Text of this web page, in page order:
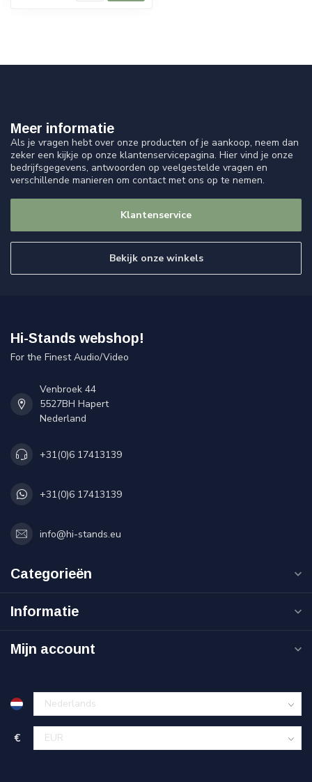
Meer informatie
Als je vragen hebt over onze producten of je aankoop, neem dan
zeker een kijkje op onze klantenservicepagina. Hier vind je onze
bedrijfsgegevens, antwoorden op veelgestelde vragen en
verschillende manieren om contact met ons op te nemen.
Klantenservice
Bekijk onze winkels
Hi-Stands webshop!
For the Finest Audio/Video
Venbroek 44
5527BH Hapert
Nederland
+31(0)6 17413139
+31(0)6 17413139
info@hi-stands.eu
Categorieën
Informatie
Mijn account
€